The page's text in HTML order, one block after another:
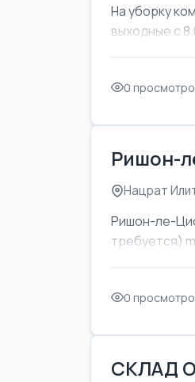
На уборку
выходные с
0
Ришон-
Нацрат
Ришон-ле-
требуется)
0
СКЛАД